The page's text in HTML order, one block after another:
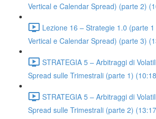
Vertical e Calendar Spread) (parte 2)
Lezione 16 – Strategie 1.0 (parte
Vertical e Calendar Spread) (parte 3)
STRATEGIA 5 – Arbitraggi di
Spread sulle Trimestrali (parte 1)
STRATEGIA 5 – Arbitraggi di
Spread sulle Trimestrali (parte 2)